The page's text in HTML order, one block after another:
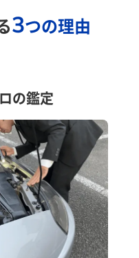
3つの理由
の鑑定